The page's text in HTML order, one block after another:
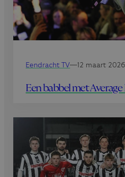
Eendracht TV—12 maart 2026
Een babbel met Average